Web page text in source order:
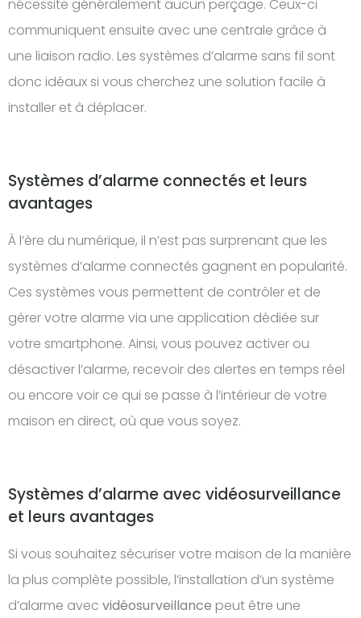
nécessite généralement aucun perçage. Ceux-ci
communiquent ensuite avec une centrale grâce à
une liaison radio. Les systèmes d’alarme sans fil sont
donc idéaux si vous cherchez une solution facile à
installer et à déplacer.
Systèmes d’alarme connectés et leurs
avantages
À l’ère du numérique, il n’est pas surprenant que les
systèmes d’alarme connectés gagnent en popularité.
Ces systèmes vous permettent de contrôler et de
gérer votre alarme via une application dédiée sur
votre smartphone. Ainsi, vous pouvez activer ou
désactiver l’alarme, recevoir des alertes en temps réel
ou encore voir ce qui se passe à l’intérieur de votre
maison en direct, où que vous soyez.
Systèmes d’alarme avec vidéosurveillance
et leurs avantages
Si vous souhaitez sécuriser votre maison de la manière
la plus complète possible, l’installation d’un système
d’alarme avec vidéosurveillance peut être une